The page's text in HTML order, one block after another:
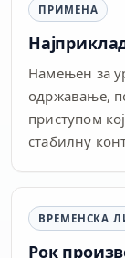
ПРИМЕНА
Намењен за
одржавање,
приступом
стабилну
ВРЕМЕНСКА
Рок